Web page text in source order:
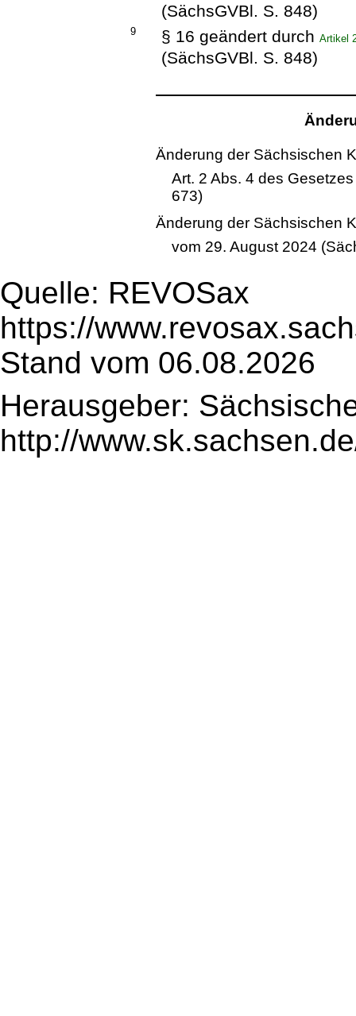
(SächsGVBl. S. 848)
9 § 16 geändert durchArtikel
(SächsGVBl. S. 848)
Änderung der Sächsischen
Art. 2 Abs. 4 des
673)
Änderung der Sächsischen
vom 29. August 2024
Quelle: REVOSax
https://
Stand vom 06.08.2026
Herausgeber:
http://